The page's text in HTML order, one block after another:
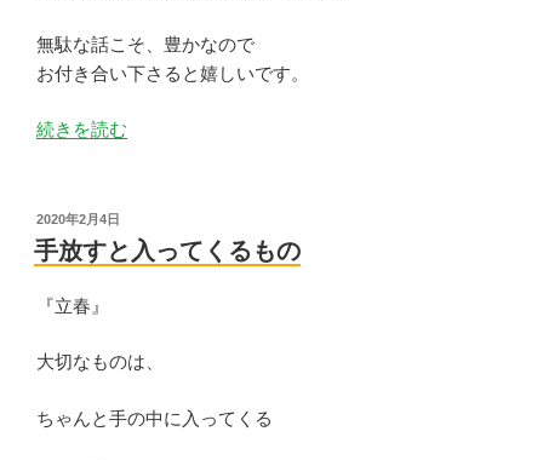
無駄な話こそ、豊かなので
お付き合い下さると嬉しいです。
“身
こ
と”
の
続きを読む
投
稿
日:
2020年2月4日
手放すと入ってくるもの
『立春』
大切なものは、
ちゃんと手の中に入ってくる